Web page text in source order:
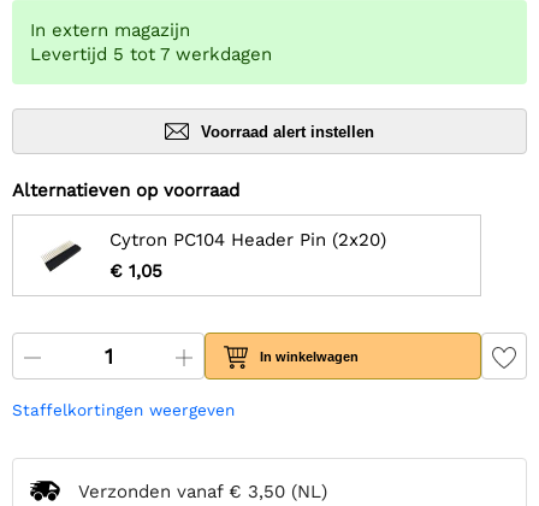
In extern magazijn
Levertijd 5 tot 7 werkdagen
Voorraad alert instellen
Alternatieven op voorraad
Cytron PC104 Header Pin (2x20)
€ 1,05
In winkelwagen
Staffelkortingen weergeven
Verzonden vanaf € 3,50 (NL)